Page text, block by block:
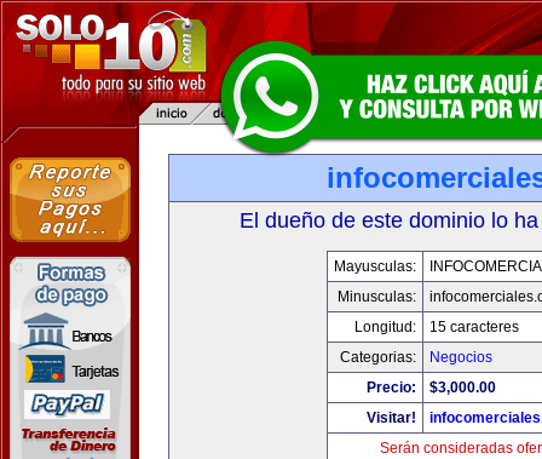
El dueño de este dominio lo
Mayusculas:
Minusculas:
Longitud:
15 caracteres
Categorias:
Negocios
Precio:
$3,000.00
Visitar!
Serán consideradas